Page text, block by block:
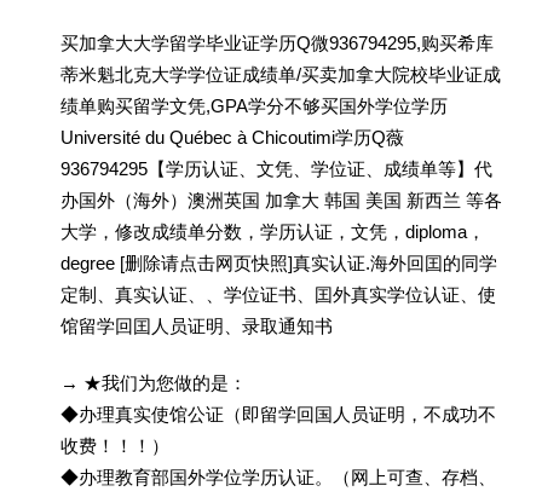
买加拿大大学留学毕业证学历Q微936794295,购买希库
蒂米魁北克大学学位证成绩单/买卖加拿大院校毕业证成
绩单购买留学文凭,GPA学分不够买国外学位学历
Université du Québec à Chicoutimi学历Q薇
936794295【学历认证、文凭、学位证、成绩单等】代
办国外（海外）澳洲英国 加拿大 韩国 美国 新西兰 等各
大学，修改成绩单分数，学历认证，文凭，diploma，
degree [删除请点击网页快照]真实认证.海外回囯的同学
定制、真实认证、、学位证书、囯外真实学位认证、使
馆留学回囯人员证明、录取通知书
→ ★我们为您做的是：
◆办理真实使馆公证（即留学回国人员证明，不成功不
收费！！！）
◆办理教育部国外学位学历认证。（网上可查、存档、